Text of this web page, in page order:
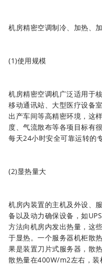
机房精密空调制冷、加热、
(1)使用规模
机房精密空调机广泛适用于
移动通讯站、大型医疗设备
出产车间等高精密环境，这
度、气流散布等各项目标有
每天24小时安全可靠运转的
(2)显热量大
机房内装置的主机及外设、
备以及动力确保设备，如
方法向机房内发出热量，这
于显热。一个服务器机柜散
果是装置刀片式服务器，散
散热量在400W/m2左右，